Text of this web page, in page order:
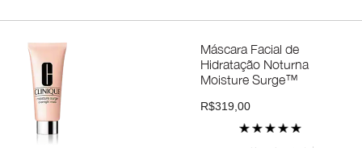
Máscara Facial de
Hidratação Noturna
Moisture Surge™
R$319,00